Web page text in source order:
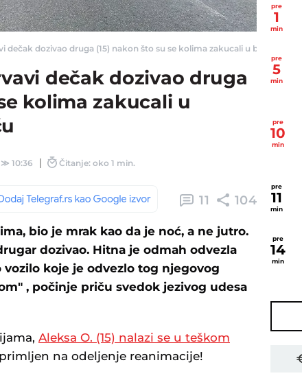
dečak dozivao druga (15) nakon što su se kolima zakucali u banderu u
dečak dozivao druga
kolima zakucali u
10:36 Čitanje: oko 1 min.
11 104
bio je mrak kao da je noć, a ne jutro.
dozivao. Hitna je odmah odvezla
koje je odvezlo tog njegovog
, počinje priču svedok jezivog udesa
Aleksa O. (15) nalazi se u teškom
na odeljenje reanimacije!
pre
1
min
pre
5
min
pre
10
min
pre
11
min
pre
14
min